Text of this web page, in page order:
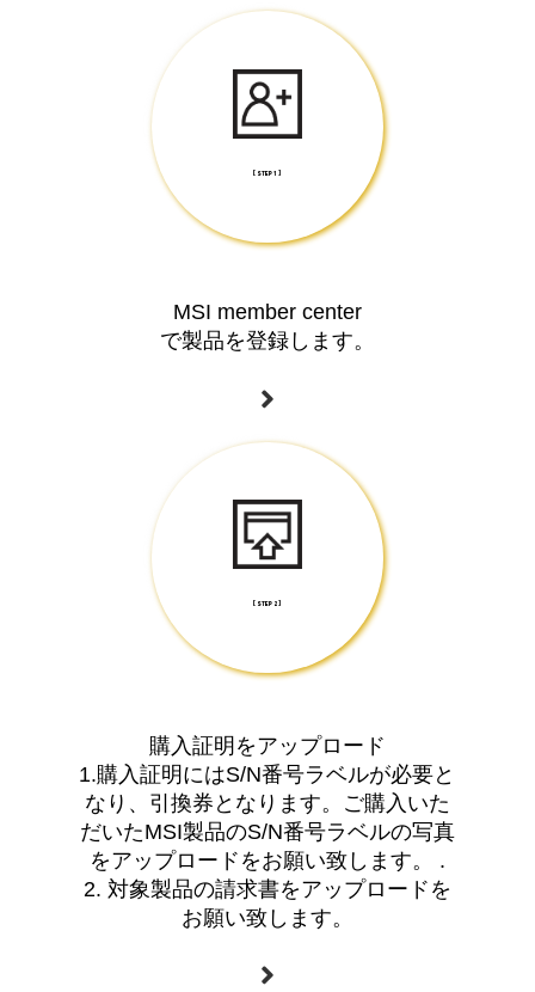
[ STEP 1 ]
MSI member center
で製品を登録します。
[ STEP 2 ]
購入証明をアップロード
1.購入証明にはS/N番号ラベルが必要と
なり、引換券となります。ご購入いた
だいたMSI製品のS/N番号ラベルの写真
をアップロードをお願い致します。 .
2. 対象製品の請求書をアップロードを
お願い致します。